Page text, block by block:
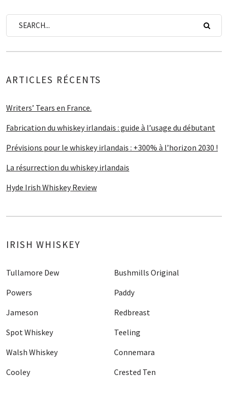
ARTICLES RÉCENTS
Writers’ Tears en France.
Fabrication du whiskey irlandais : guide à l’usage du débutant
Prévisions pour le whiskey irlandais : +300% à l’horizon 2030 !
La résurrection du whiskey irlandais
Hyde Irish Whiskey Review
IRISH WHISKEY
Tullamore Dew
Bushmills Original
Powers
Paddy
Jameson
Redbreast
Spot Whiskey
Teeling
Walsh Whiskey
Connemara
Cooley
Crested Ten